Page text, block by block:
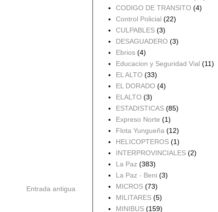
Entrada antigua
CODIGO DE TRANSITO (4)
Control Policial (22)
CULPABLES (3)
DESAGUADERO (3)
Ebrios (4)
Educacion y Seguridad Vial (11)
EL ALTO (33)
EL DORADO (4)
ELALTO (3)
ESTADISTICAS (85)
Expreso Norte (1)
Flota Yungueña (12)
HELICOPTEROS (1)
INTERPROVINCIALES (2)
La Paz (383)
La Paz - Beni (3)
MICROS (73)
MILITARES (5)
MINIBUS (159)